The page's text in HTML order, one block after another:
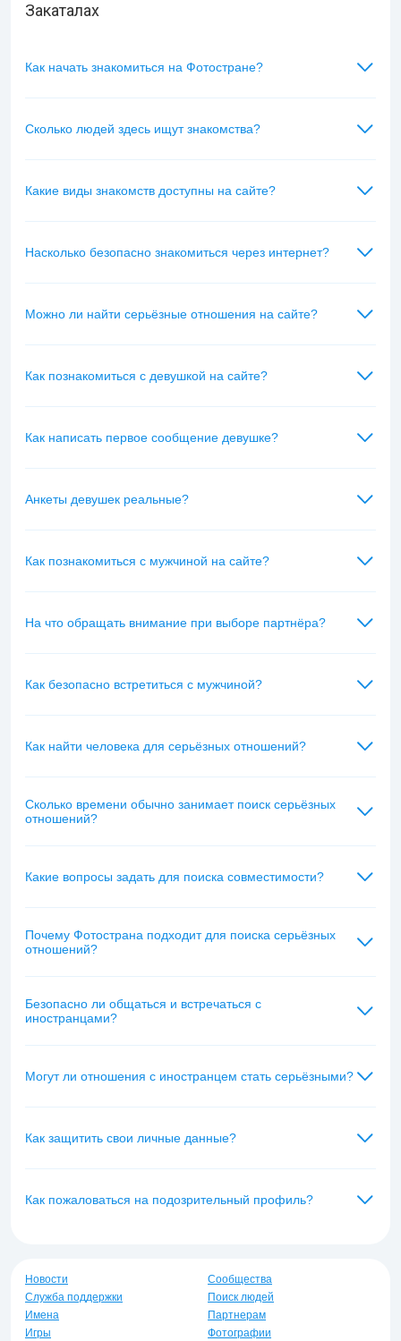
Закаталах
Как начать знакомиться на Фотостране?
Сколько людей здесь ищут знакомства?
Какие виды знакомств доступны на сайте?
Насколько безопасно знакомиться через интернет?
Можно ли найти серьёзные отношения на сайте?
Как познакомиться с девушкой на сайте?
Как написать первое сообщение девушке?
Анкеты девушек реальные?
Как познакомиться с мужчиной на сайте?
На что обращать внимание при выборе партнёра?
Как безопасно встретиться с мужчиной?
Как найти человека для серьёзных отношений?
Сколько времени обычно занимает поиск серьёзных
отношений?
Какие вопросы задать для поиска совместимости?
Почему Фотострана подходит для поиска серьёзных
отношений?
Безопасно ли общаться и встречаться с
иностранцами?
Могут ли отношения с иностранцем стать серьёзными?
Как защитить свои личные данные?
Как пожаловаться на подозрительный профиль?
Новости
Сообщества
Служба поддержки
Поиск людей
Имена
Партнерам
Игры
Фотографии